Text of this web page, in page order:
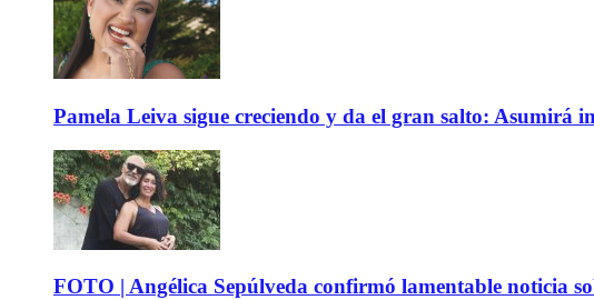
Pamela Leiva sigue creciendo y da el gran salto: Asumirá
FOTO | Angélica Sepúlveda confirmó lamentable noticia